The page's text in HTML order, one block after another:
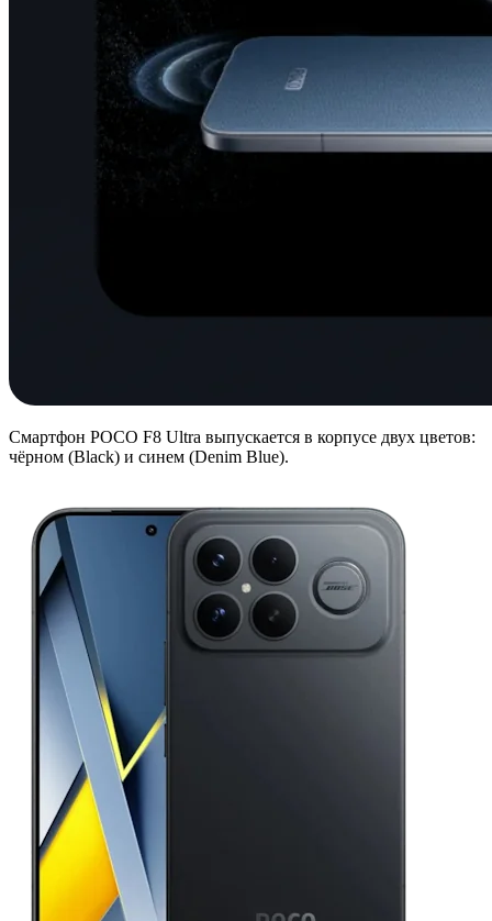
Смартфон POCO F8 Ultra выпускается в корпусе двух цветов:
чёрном (Black) и синем (Denim Blue).